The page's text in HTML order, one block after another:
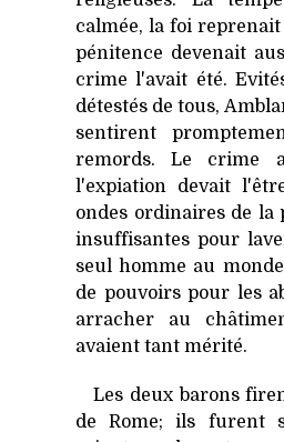
calmée, la foi
pénitence devenait
crime l'avait été.
détestés de tous,
sentirent
remords. Le crime
l'expiation devait
ondes ordinaires de la
insuffisantes pour
seul homme au
de pouvoirs pour les
arracher au
avaient tant mérité.
Les deux barons
de Rome; ils furent